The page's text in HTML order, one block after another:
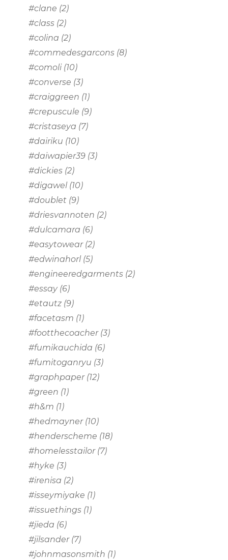
#clane (2)
#class (2)
#colina (2)
#commedesgarcons (8)
#comoli (10)
#converse (3)
#craiggreen (1)
#crepuscule (9)
#cristaseya (7)
#dairiku (10)
#daiwapier39 (3)
#dickies (2)
#digawel (10)
#doublet (9)
#driesvannoten (2)
#dulcamara (6)
#easytowear(2)
#edwinahorl (5)
#engineeredgarments (2)
#essay(6)
#etautz (9)
#facetasm (1)
#footthecoacher(3)
#fumikauchida (6)
#fumitoganryu (3)
#graphpaper(12)
#green (1)
#h&m (1)
#hedmayner(10)
#henderscheme (18)
#homelesstailor(7)
#hyke (3)
#irenisa (2)
#isseymiyake (1)
#issuethings (1)
#jieda (6)
#jilsander(7)
#johnmasonsmith (1)